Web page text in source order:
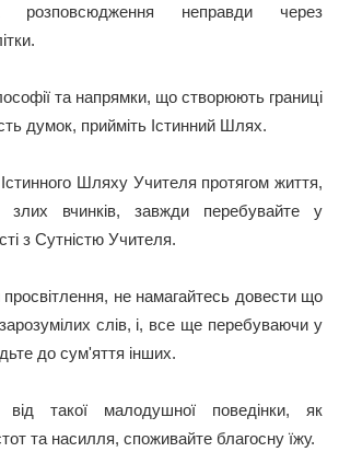
розповсюдження неправди через
та напрямки, що створюють границі
думок, прийміть Істинний Шлях.
Шляху Учителя протягом життя,
злих вчинків, завжди перебувайте у
з Сутністю Учителя.
не намагайтесь довести що
слів, і, все ще перебуваючи у
до сум'яття інших.
від такої малодушної поведінки, як
та насилля, споживайте благосну їжу.